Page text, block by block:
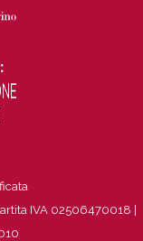
IVA 02506470018